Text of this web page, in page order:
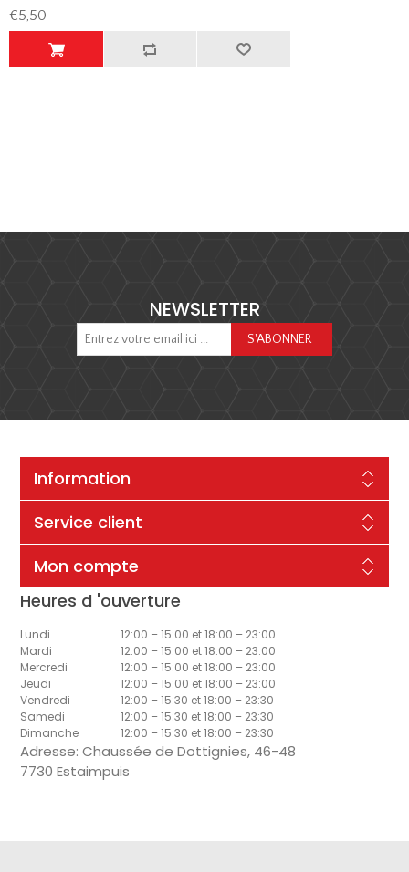
€5,50
NEWSLETTER
Information
Service client
Mon compte
Heures d 'ouverture
Lundi
12:00 – 15:00 et 18:00 – 23:00
Mardi
12:00 – 15:00 et 18:00 – 23:00
Mercredi
12:00 – 15:00 et 18:00 – 23:00
Jeudi
12:00 – 15:00 et 18:00 – 23:00
Vendredi
12:00 – 15:30 et 18:00 – 23:30
Samedi
12:00 – 15:30 et 18:00 – 23:30
Dimanche
12:00 – 15:30 et 18:00 – 23:30
Adresse: Chaussée de Dottignies, 46-48
7730 Estaimpuis